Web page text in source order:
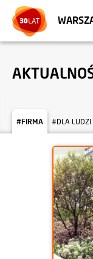
HEL
#FIRMA #DLA LUDZI